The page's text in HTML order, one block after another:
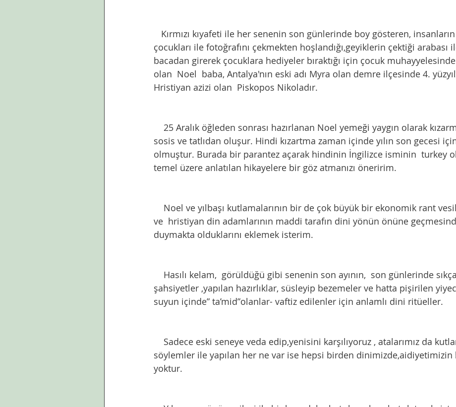
çocukları ile fotoğrafını çekmekten hoşlandığı,geyiklerin çektiği arabası
bacadan girerek çocuklara hediyeler bıraktığı için çocuk
olan  Noel  baba, Antalya'nın eski adı Myra olan demre ilçesinde 4.
Hristiyan azizi olan  Piskopos Nikoladır.
sosis ve tatlıdan oluşur. Hindi kızartma zaman içinde yılın son gecesi
olmuştur. Burada bir parantez açarak hindinin İngilizce isminin  turkey
temel üzere anlatılan hikayelere bir göz atmanızı öneririm.
ve  hristiyan din adamlarının maddi tarafın dini yönün önüne
duymakta olduklarını eklemek isterim.
şahsiyetler ,yapılan hazırlıklar, süsleyip bezemeler ve hatta pişirilen
suyun içinde” ta’mid”olanlar- vaftiz edilenler için anlamlı dini ritüeller.
söylemler ile yapılan her ne var ise hepsi birden
yoktur.